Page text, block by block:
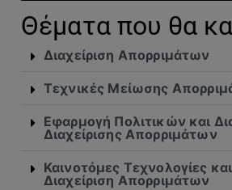
Θέματα που θα
Διαχείριση Απορριμάτων
Τεχνικές Μείωσης
Εφαρμογή Πολιτικών και
Διαχείρισης Απορριμάτων
Καινοτόμες Τεχνολογίες
Διαχείριση Απορριμάτων